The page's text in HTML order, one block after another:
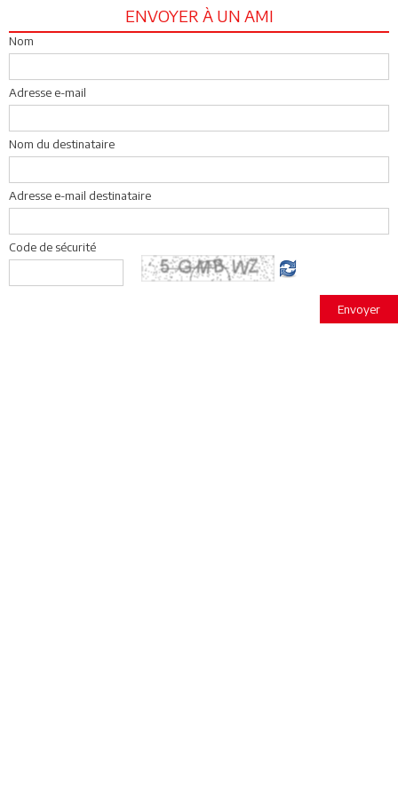
ENVOYER À UN AMI
Nom
Adresse e-mail
Nom du destinataire
Adresse e-mail destinataire
Code de sécurité
Envoyer